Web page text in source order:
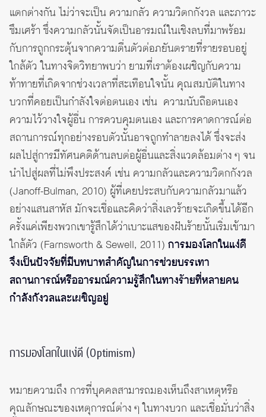
แตกต่างกัน ไม่ว่าจะเป็น ความกลัว ความวิตกกังวล และภาวะ
ซึมเศร้า ซึ่งความกลัวนั้นจัดเป็นอารมณ์ในเชิงลบที่มาพร้อม
กับการถูกกระตุ้นจากความตื่นตัวต่อภยันตรายที่รายรอบอยู่
ใกล้ตัว ในทางจิตวิทยาพบว่า ยามที่เราต้องเผชิญกับความ
ท้าทายที่เกิดจากช่วงเวลาที่สะเทือนใจนั้น คุณสมบัติในทาง
บวกที่คอยเป็นกำลังใจต่อตนเอง เช่น ความนับถือตนเอง
ความไว้วางใจผู้อื่น การควบคุมตนเอง และการคาดการณ์ต่อ
สถานการณ์ทุกอย่างรอบตัวนั้นอาจถูกทำลายลงได้ ซึ่งจะส่ง
ผลไปสู่การมีทัศนคติด้านลบต่อผู้อื่นและสิ่งแวดล้อมต่าง ๆ จน
นำไปสู่ผลที่ไม่พึงประสงค์ เช่น ความกลัวและความวิตกกังวล
(Janoff-Bulman, 2010) ผู้ที่เคยประสบกับความกลัวมาแล้ว
อย่างแสนสาหัส มักจะเชื่อและคิดว่าสิ่งเลวร้ายจะเกิดขึ้นได้อีก
ครั้งแค่เพียงพวกเขารู้สึกได้ว่าเบาะแสของฝันร้ายนั้นเริ่มเข้ามา
ใกล้ตัว (Farnsworth & Sewell, 2011) การมองโลกในแง่ดี
จึงเป็นปัจจัยที่มีบทบาทสำคัญในการช่วยบรรเทา
สถานการณ์หรืออารมณ์ความรู้สึกในทางร้ายที่หลายคน
กำลังกังวลและเผชิญอยู่
การมองโลกในแง่ดี (Optimism)
หมายความถึง การที่บุคคลสามารถมองเห็นถึงสาเหตุหรือ
คุณลักษณะของเหตุการณ์ต่าง ๆ ในทางบวก และเชื่อมั่นว่าสิ่ง